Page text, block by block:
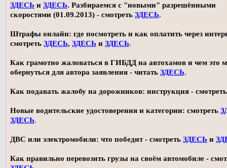
ЗДЕСЬ и ЗДЕСЬ. Разбираемся с "новыми" разрешёнными
скоростями (01.09.2013) - смотреть ЗДЕСЬ.
Штрафы онлайн: где посмотреть и как оплатить через
смотреть ЗДЕСЬ, ЗДЕСЬ и ЗДЕСЬ.
Как грамотно жаловаться в ГИБДД на автохамов и чем это
обернуться для автора заявления - читать ЗДЕСЬ.
Как подавать жалобу на дорожников: инструкция -
Новые водительские удостоверения и категории: смотреть
ЗДЕСЬ.
ДВС или электромобили: что победит - смотреть ЗДЕСЬ и
Как правильно перевозить грузы на своём автомобиле -